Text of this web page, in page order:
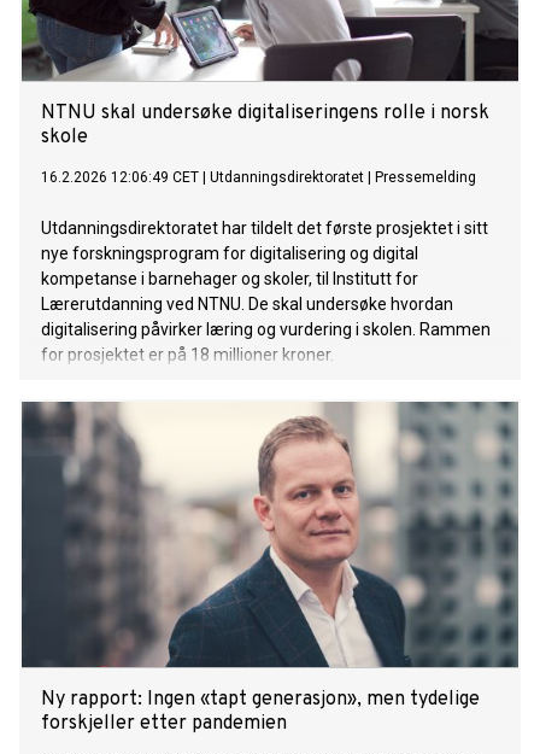
NTNU skal undersøke digitaliseringens rolle i norsk
skole
16.2.2026 12:06:49 CET Utdanningsdirektoratet Pressemelding
Utdanningsdirektoratet har tildelt det første prosjektet i sitt
nye forskningsprogram for digitalisering og digital
kompetanse i barnehager og skoler, til Institutt for
Lærerutdanning ved NTNU. De skal undersøke hvordan
digitalisering påvirker læring og vurdering i skolen. Rammen
for prosjektet er på 18 millioner kroner.
Ny rapport: Ingen «tapt generasjon», men tydelige
forskjeller etter pandemien